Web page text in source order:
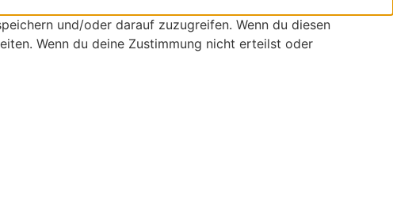
und/oder darauf zuzugreifen. Wenn du diesen
Wenn du deine Zustimmung nicht erteilst oder